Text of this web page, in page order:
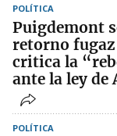
POLÍTICA
Puigdemont
retorno
critica la
ante la ley de
POLÍTICA